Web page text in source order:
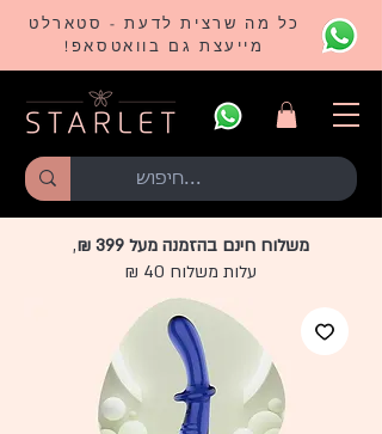
כל מה שרצית לדעת - סטארלט
מייעצת גם בוואטסאפ!
משלוח חינם בהזמנה מעל 399 ₪
,
עלות משלוח 40 ₪